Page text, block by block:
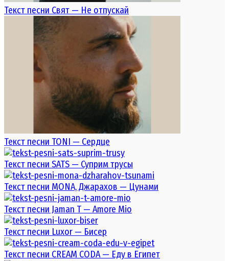
Текст песни Свят — Не отпускай
Текст песни TONI — Сердце
Текст песни SATS — Суприм трусы
Текст песни MONA, Джарахов — Цунами
Текст песни Jaman T — Amore Mio
Текст песни Luxor — Бисер
Текст песни CREAM CODA — Еду в Египет